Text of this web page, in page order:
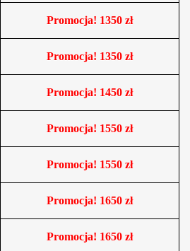
Promocja! 1350 zł
Promocja! 1350 zł
Promocja! 1450 zł
Promocja! 1550 zł
Promocja! 1550 zł
Promocja! 1650 zł
Promocja! 1650 zł